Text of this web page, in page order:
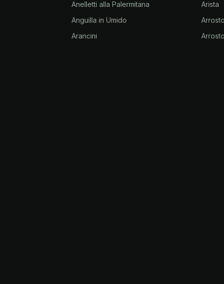
Anelletti alla Palermitana
Anguilla in Umido
Arancini
Arista